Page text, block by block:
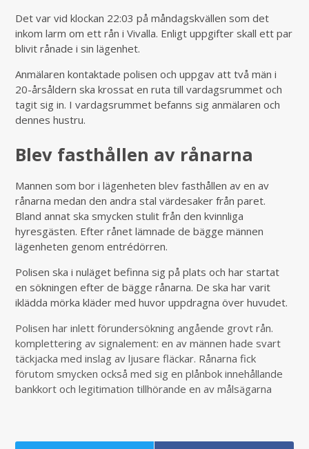
Det var vid klockan 22:03 på måndagskvällen som det
inkom larm om ett rån i Vivalla. Enligt uppgifter skall ett par
blivit rånade i sin lägenhet.
Anmälaren kontaktade polisen och uppgav att två män i
20-årsåldern ska krossat en ruta till vardagsrummet och
tagit sig in. I vardagsrummet befanns sig anmälaren och
dennes hustru.
Blev fasthållen av rånarna
Mannen som bor i lägenheten blev fasthållen av en av
rånarna medan den andra stal värdesaker från paret.
Bland annat ska smycken stulit från den kvinnliga
hyresgästen. Efter rånet lämnade de bägge männen
lägenheten genom entrédörren.
Polisen ska i nuläget befinna sig på plats och har startat
en sökningen efter de bägge rånarna. De ska har varit
iklädda mörka kläder med huvor uppdragna över huvudet.
Polisen har inlett förundersökning angående grovt rån.
komplettering av signalement: en av männen hade svart
täckjacka med inslag av ljusare fläckar. Rånarna fick
förutom smycken också med sig en plånbok innehållande
bankkort och legitimation tillhörande en av målsägarna